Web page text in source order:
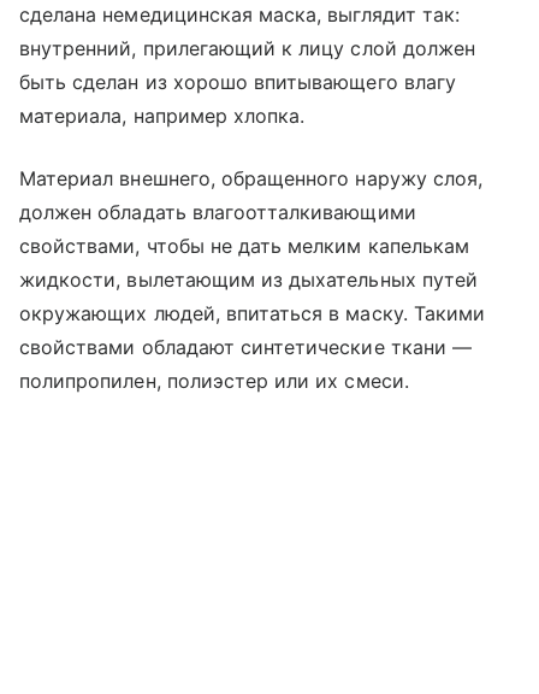
сделана немедицинская маска, выглядит так:
внутренний, прилегающий к лицу слой должен
быть сделан из хорошо впитывающего влагу
материала, например хлопка.
Материал внешнего, обращенного наружу слоя,
должен обладать влагоотталкивающими
свойствами, чтобы не дать мелким капелькам
жидкости, вылетающим из дыхательных путей
окружающих людей, впитаться в маску. Такими
свойствами обладают синтетические ткани —
полипропилен, полиэстер или их смеси.